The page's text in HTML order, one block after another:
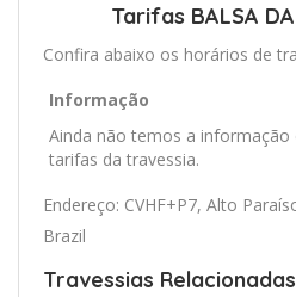
Tarifas BALSA
Confira abaixo os horários de
Informação
Ainda não temos a
tarifas da travessia.
Endereço: CVHF+P7, Alto
Brazil
Travessias